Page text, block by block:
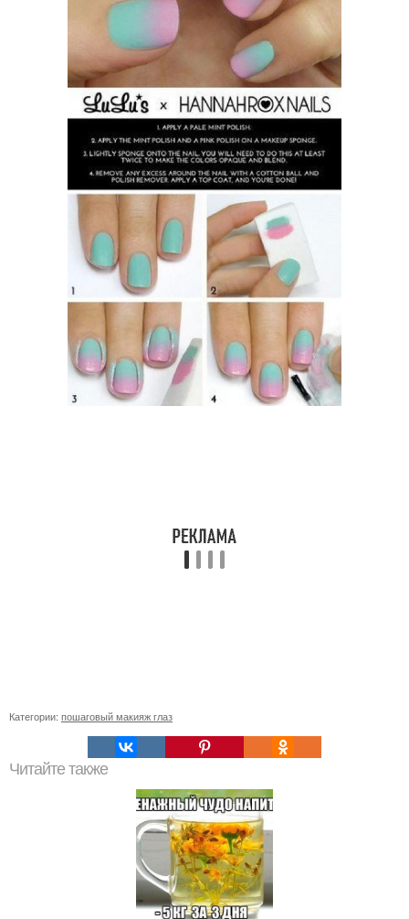
Категории: пошаговый макияж глаз
Читайте также